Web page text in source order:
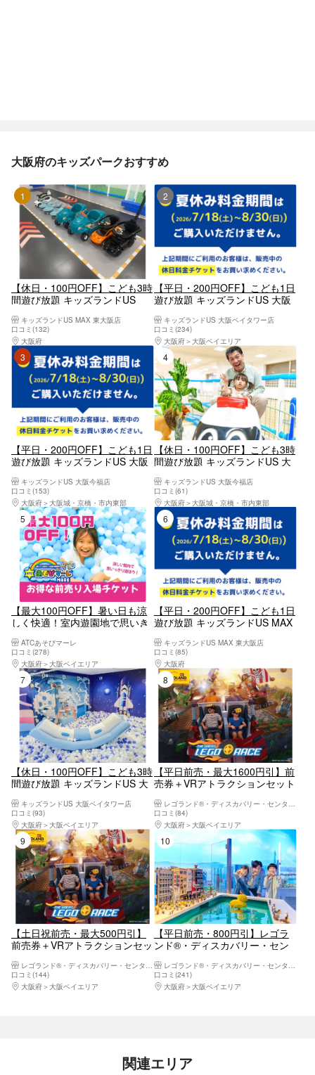
大阪府のキッズパークおすすめ
1位
【休日・100円OFF】こども3時
間遊び放題 キッズランドUS
キッズランドUS MAX 東大阪店
口コミ(132)
大阪府
大阪東部（寝屋川・守口・門真・東大阪）
2位
【平日・200円OFF】こども1日
遊び放題 キッズランドUS 大阪
キッズランドUS 大阪ベイタワー店
口コミ(234)
大阪府
大阪ベイエリア
3位
【平日・200円OFF】こども1日
遊び放題 キッズランドUS 大阪
キッズランドUS 大阪今福店
口コミ(153)
大阪府
大阪城・京橋・市内東部
4位
【休日・100円OFF】こども3時
間遊び放題 キッズランドUS 大
キッズランドUS 大阪今福店
口コミ(61)
大阪府
大阪城・京橋・市内東部
5位
【最大100円OFF】暑い日も涼
しく快適！室内遊園地で思いき
レ | 前売り入場チケット
ATCあそびマーレ
口コミ(278)
大阪府
大阪ベイエリア
6位
【平日・200円OFF】こども1日
遊び放題 キッズランドUS MAX
キッズランドUS MAX 東大阪店
口コミ(85)
大阪府
7位
【休日・100円OFF】こども3時
間遊び放題 キッズランドUS 大
キッズランドUS 大阪ベイタワー店
口コミ(93)
大阪府
大阪ベイエリア
8位
【平日前売・最大1600円引】前
売券＋VRアトラクションセット
レゴランド®・ディスカバリー・センター 大阪
口コミ(84)
大阪府
大阪ベイエリア
9位
【土日祝前売・最大500円引】
前売券＋VRアトラクションセッ
口コミ(144)
大阪府
大阪ベイエリア
10位
【平日前売・800円引】レゴラ
ンド®・ディスカバリー・セン
口コミ(241)
大阪府
大阪ベイエリア
関連エリア